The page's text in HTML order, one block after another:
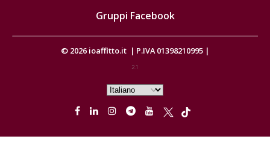
Gruppi Facebook
© 2026 ioaffitto.it | P.IVA 01398210995 |
2.1